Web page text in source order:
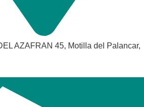
AZAFRAN 45, Motilla del Palancar,